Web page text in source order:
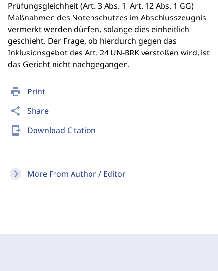
print Print
share Share
send_to_mobile Download Citation
More From Author / Editor
Prüfungsgleichheit (Art. 3 Abs. 1, Art. 12 Abs. 1 GG)
Maßnahmen des Notenschutzes im Abschlusszeugnis
vermerkt werden dürfen, solange dies einheitlich
geschieht. Der Frage, ob hierdurch gegen das
Inklusionsgebot des Art. 24 UN-BRK verstoßen wird, ist
das Gericht nicht nachgegangen.